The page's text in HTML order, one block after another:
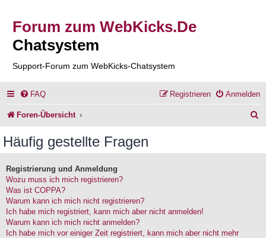
Forum zum WebKicks.De
Chatsystem
Support-Forum zum WebKicks-Chatsystem
FAQ Anmelden
Registrieren
Foren-Übersicht
Häufig gestellte Fragen
Registrierung und Anmeldung
Wozu muss ich mich registrieren?
Was ist COPPA?
Warum kann ich mich nicht registrieren?
Ich habe mich registriert, kann mich aber nicht anmelden!
Warum kann ich mich nicht anmelden?
Ich habe mich vor einiger Zeit registriert, kann mich aber nicht mehr